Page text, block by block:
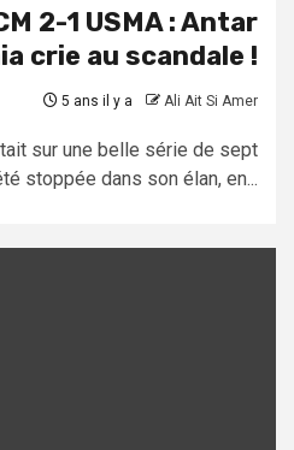
2-1 USMA : Antar
crie au scandale !
5 ans il y a Ali Ait Si Amer
sur une belle série de sept
stoppée dans son élan, en...